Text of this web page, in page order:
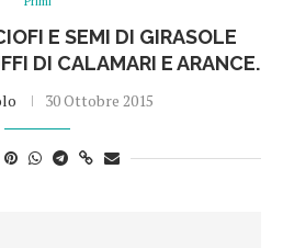
E SEMI DI GIRASOLE
DI CALAMARI E ARANCE.
30 Ottobre 2015